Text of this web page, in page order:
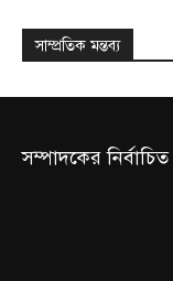
সাম্প্রতিক মন্তব্য
সম্পাদকের নির্বাচিত